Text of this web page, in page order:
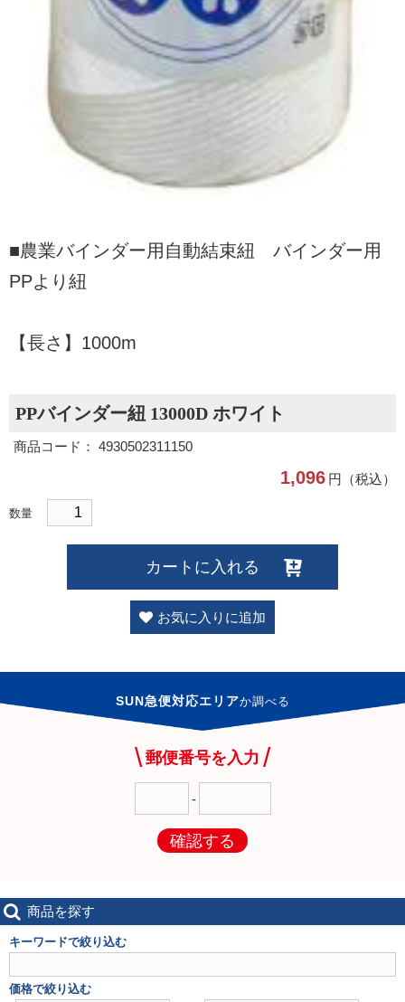
■農業バインダー用自動結束紐 バインダー用
PPより紐
【長さ】1000m
PPバインダー紐 13000D ホワイト
商品コード： 4930502311150
1,096 円（税込）
数量
カートに入れる
お気に入りに追加
SUN急便対応エリアか調べる
郵便番号を入力
-
確認する
商品を探す
キーワードで絞り込む
価格で絞り込む